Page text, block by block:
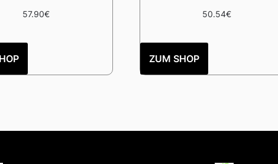
57.90€ 50.54€
ZUM SHOP